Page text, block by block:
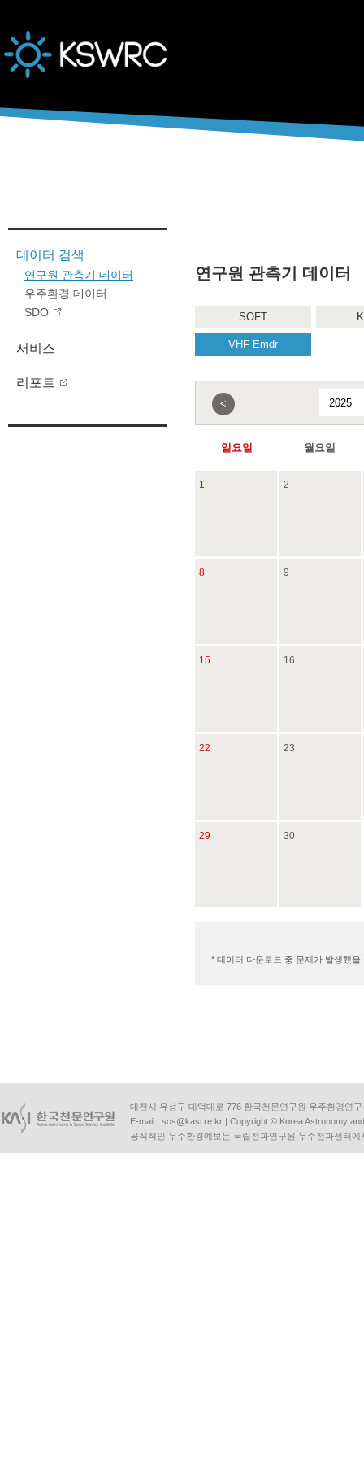
데이터 검색
연구원 관측기 데이터
우주환경 데이터
SDO
서비스
리포트
연구원 관측기 데이터
SOFT
VHF Emdr
<
일요일 월요일
1 2
8 9
15 16
22 23
29 30
* 데이터 다운로드 중 문제가 발생했
대전시 유성구 대덕대로 776 한국천문연구원 우주환경연
E-mail : sos@kasi.re.kr | Copyright © Korea Astronomy
공식적인 우주환경예보는 국립전파연구원 우주전파센터에